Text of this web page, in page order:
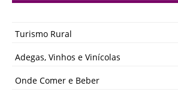
Turismo Rural
Adegas, Vinhos e Vinícolas
Onde Comer e Beber